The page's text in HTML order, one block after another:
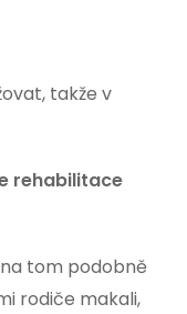
takže v
rehabilitace
tom podobně
rodiče makali,